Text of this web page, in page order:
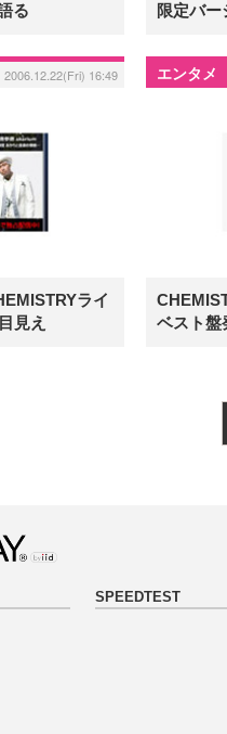
る
限定バー
2006.12.22(Fri) 16:49
ライ
見え
エンタメ
ベスト盤
SPEEDTEST